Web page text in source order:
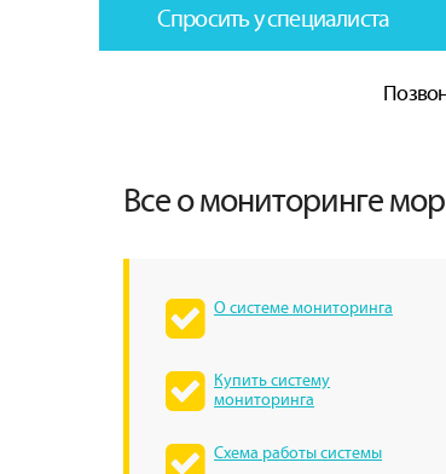
Спросить у специалиста
Все о мониторинге
О системе мониторинга
Купить систему
мониторинга
Схема работы системы